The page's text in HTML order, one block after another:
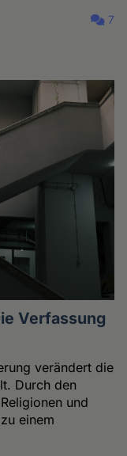
7
Verfassung
verändert die
Durch den
und
einem